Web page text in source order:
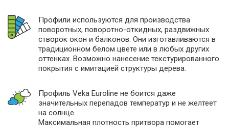
Профили используются для производства
поворотных, поворотно-откидных, раздвижных
створок окон и балконов. Они изготавливаются в
традиционном белом цвете или в любых других
оттенках. Возможно нанесение текстурированного
покрытия с имитацией структуры дерева.
Профиль Veka Euroline не боится даже
значительных перепадов температур и не желтеет
на солнце.
Максимальная плотность притвора помогает